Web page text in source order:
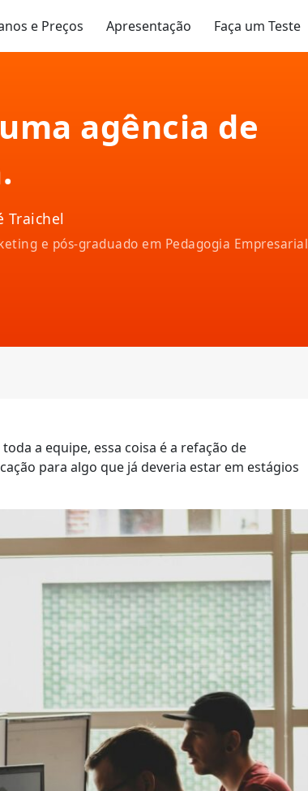
e Preços Apresentação Faça um Teste
agência de
Traichel
e pós-graduado em Pedagogia Empresarial
a equipe, essa coisa é a refação de
para algo que já deveria estar em estágios